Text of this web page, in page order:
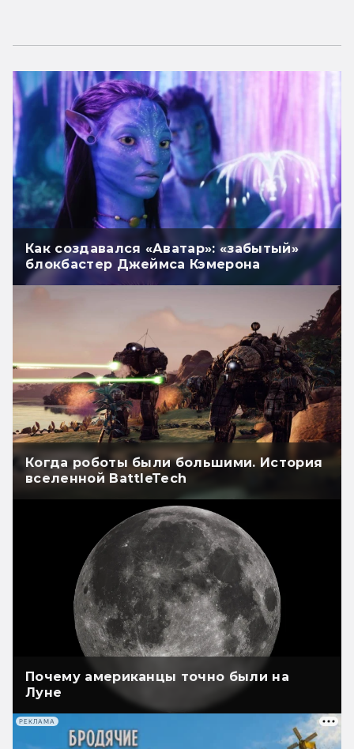
Как создавался «Аватар»: «забытый»
блокбастер Джеймса Кэмерона
Когда роботы были большими. История
вселенной BattleTech
Почему американцы точно были на
Луне
РЕКЛАМА